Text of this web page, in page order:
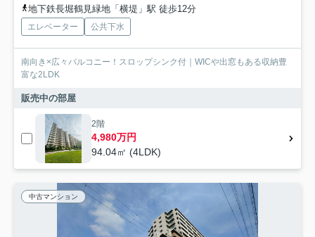
地下鉄長堀鶴見緑地「横堤」駅 徒歩12分
エレベーター 公共下水
南向き×広々バルコニー！スロップシンク付｜WICや出窓もある収納豊
富な2LDK
販売中の部屋
2階
4,980万円
94.04㎡ (4LDK)
中古マンション